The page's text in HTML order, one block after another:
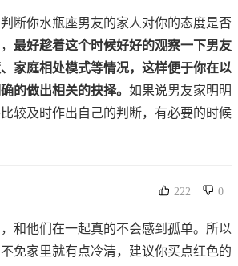
断你水瓶座男友的家人对你的态度是否
最好趁着这个时候好好的观察一下男友
家庭相处模式等情况，这样便于你在以
的做出相关的抉择。 如果说男友家明明
较及时作出自己的判断，有必要的时候
222 0
和他们在一起真的不会感到孤单。所以
免家里就有点冷清，建议你买点红色的